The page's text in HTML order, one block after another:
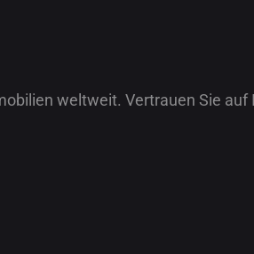
weltweit. Vertrauen Sie